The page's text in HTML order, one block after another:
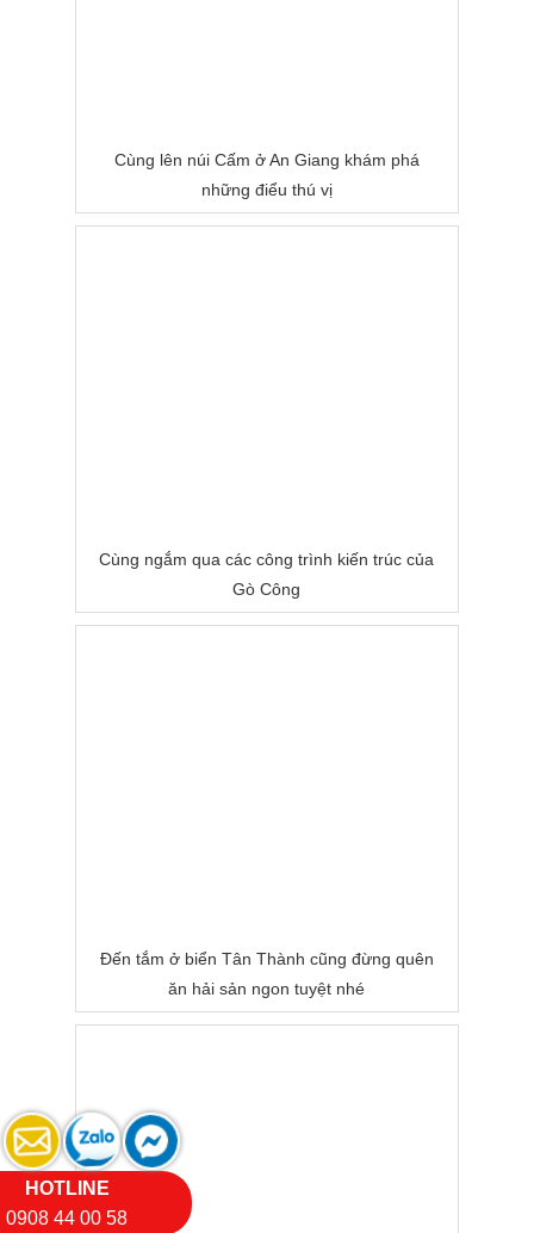
Cùng lên núi Cấm ở An Giang khám phá
những điểu thú vị
Cùng ngắm qua các công trình kiến trúc của
Gò Công
Đến tắm ở biển Tân Thành cũng đừng quên
ăn hải sản ngon tuyệt nhé
HOTLINE
0908 44 00 58